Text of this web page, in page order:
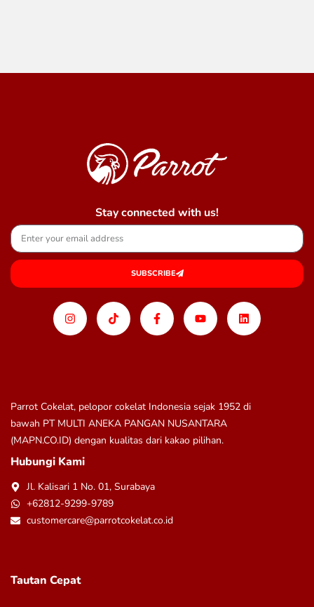
Parrot Cokelat, pelopor cokelat Indonesia sejak 1952 di
bawah PT MULTI ANEKA PANGAN NUSANTARA
(MAPN.CO.ID) dengan kualitas dari kakao pilihan.
Hubungi Kami
Jl. Kalisari 1 No. 01, Surabaya
+62812-9299-9789
customercare@parrotcokelat.co.id
Stay connected with us!
SUBSCRIBE
Tautan Cepat